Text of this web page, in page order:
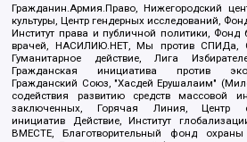
Гражданин.Армия.Право, Нижегородский
культуры, Центр гендерных исследований,
Институт права и публичной политики, Фонд
врачей, НАСИЛИЮ.НЕТ, Мы против СПИДа,
Гуманитарное действие, Лига
Гражданская инициатива против
Гражданский Союз, "Хасдей Ерушалаим"
содействия развитию средств массовой
заключенных, Горячая Линия, Центр
инициатив Действие, Институт
ВМЕСТЕ, Благотворительный фонд